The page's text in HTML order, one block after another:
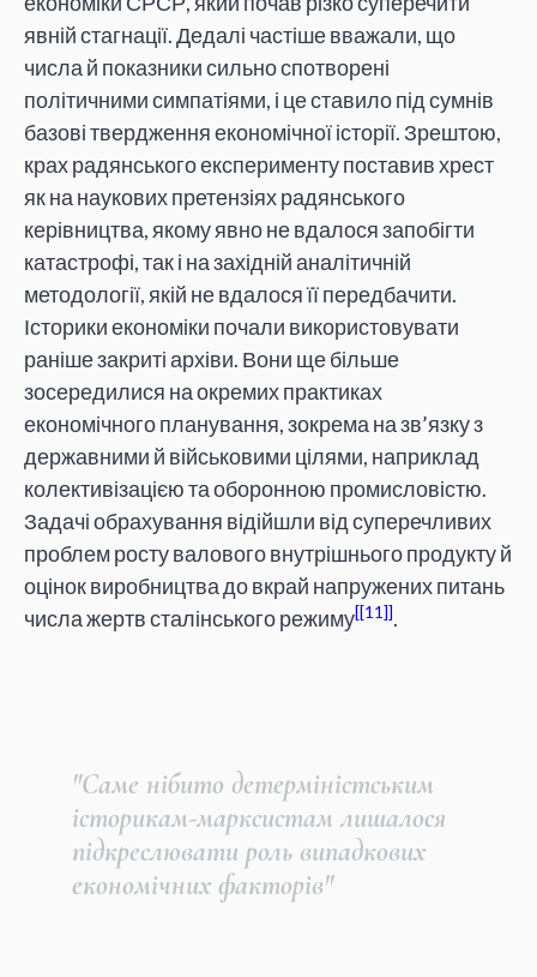
явній стагнації. Дедалі частіше вважали, що
числа й показники сильно спотворені
політичними симпатіями, і це ставило під сумнів
базові твердження економічної історії. Зрештою,
крах радянського експерименту поставив хрест
як на наукових претензіях радянського
керівництва, якому явно не вдалося запобігти
катастрофі, так і на західній аналітичній
методології, якій не вдалося її передбачити.
Історики економіки почали використовувати
раніше закриті архіви. Вони ще більше
зосередилися на окремих практиках
економічного планування, зокрема на зв’язку з
державними й військовими цілями, наприклад
колективізацією та оборонною промисловістю.
Задачі обрахування відійшли від суперечливих
проблем росту валового внутрішнього продукту й
оцінок виробництва до вкрай напружених питань
числа жертв сталінського режиму [11] .
"Саме нібито детерміністським
історикам-марксистам лишалося
підкреслювати роль випадкових
економічних факторів"